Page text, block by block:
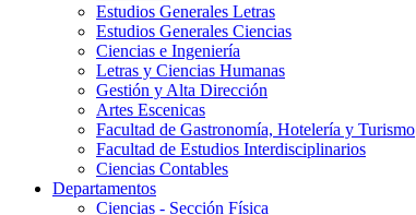
Estudios Generales Letras
Estudios Generales Ciencias
Ciencias e Ingeniería
Letras y Ciencias Humanas
Gestión y Alta Dirección
Artes Escenicas
Facultad de Gastronomía, Hotelería y Turismo
Facultad de Estudios Interdisciplinarios
Ciencias Contables
Departamentos
Ciencias - Sección Física